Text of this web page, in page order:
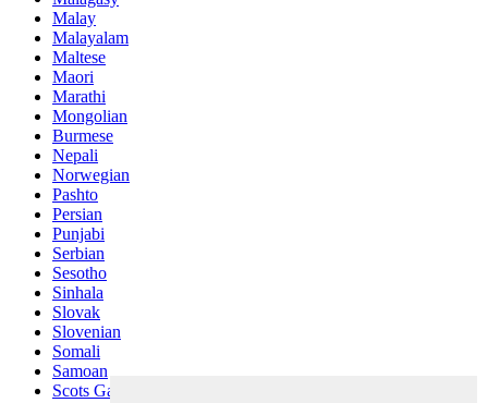
Malay
Malayalam
Maltese
Maori
Marathi
Mongolian
Burmese
Nepali
Norwegian
Pashto
Persian
Punjabi
Serbian
Sesotho
Sinhala
Slovak
Slovenian
Somali
Samoan
Scots Gaelic